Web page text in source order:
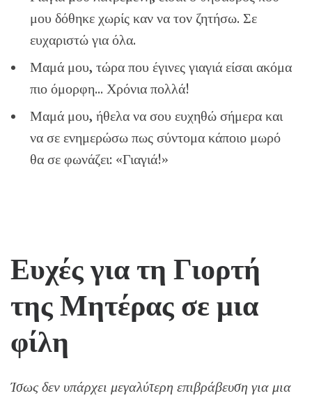
μου δόθηκε χωρίς καν να τον ζητήσω. Σε
ευχαριστώ για όλα.
Μαμά μου, τώρα που έγινες γιαγιά είσαι ακόμα
πιο όμορφη… Χρόνια πολλά!
Μαμά μου, ήθελα να σου ευχηθώ σήμερα και
να σε ενημερώσω πως σύντομα κάποιο μωρό
θα σε φωνάζει: «Γιαγιά!»
Ευχές για τη Γιορτή
της Μητέρας σε μια
φίλη
Ίσως δεν υπάρχει μεγαλύτερη επιβράβευση για μια